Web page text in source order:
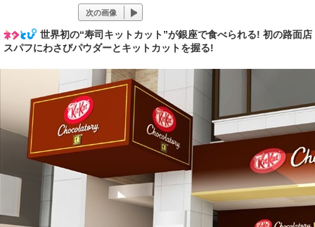
次の画像
世界初の“寿司キットカット”が銀座で食べられる! 初の路面
スパフにわさびパウダーとキットカットを握る!